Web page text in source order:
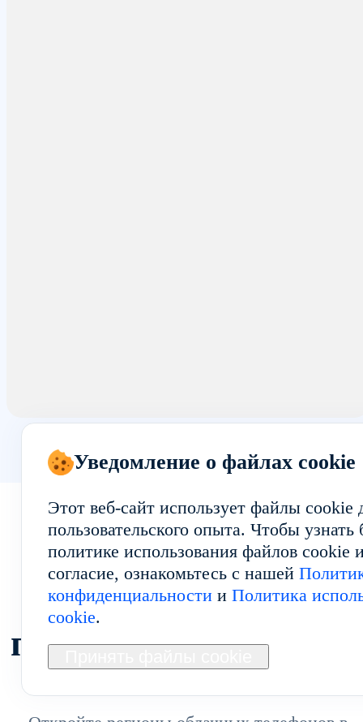
Исследуйте другие
популярные
Уведомление о файлах cookie
Этот веб-сайт использует файлы cookie
пользовательского опыта. Чтобы
политике использования файлов cookie
согласие, ознакомьтесь с нашей
конфиденциальностии Политика
cookie.